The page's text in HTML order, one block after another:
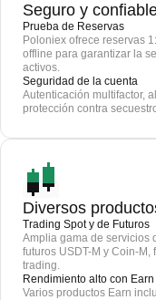
Seguro y
Prueba de Reservas
Poloniex ofrece reservas
offline para garantizar la
activos.
Seguridad de la cuenta
Autenticación multifactor,
protección contra
Diversos
Trading Spot y de Futuros
Amplia gama de servicios
futuros USDT-M y Coin-
trading.
Rendimiento alto con Earn
Varios productos Earn